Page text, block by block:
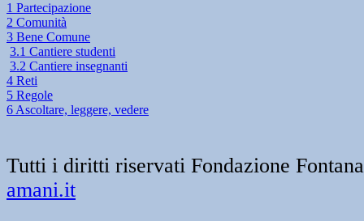
1 Partecipazione
2 Comunità
3 Bene Comune
3.1 Cantiere studenti
3.2 Cantiere insegnanti
4 Reti
5 Regole
6 Ascoltare, leggere, vedere
Tutti i diritti riservati Fondazione
amani.it